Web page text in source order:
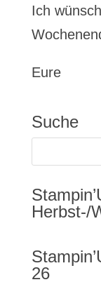
Ich
Eure
Suche
Herbst-/
26